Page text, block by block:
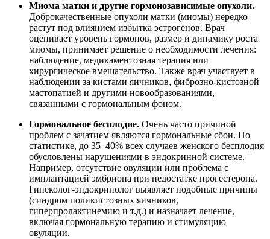
Миома матки и другие гормонозависимые опухоли.
Доброкачественные опухоли матки (миомы) нередко
растут под влиянием избытка эстрогенов. Врач
оценивает уровень гормонов, размер и динамику роста
миомы, принимает решение о необходимости лечения:
наблюдение, медикаментозная терапия или
хирургическое вмешательство. Также врач участвует в
наблюдении за кистами яичников, фиброзно-кистозной
мастопатией и другими новообразованиями,
связанными с гормональным фоном.
Гормональное бесплодие. Очень часто причиной
проблем с зачатием являются гормональные сбои. По
статистике, до 35–40% всех случаев женского бесплодия
обусловлены нарушениями в эндокринной системе.
Например, отсутствие овуляции или проблема с
имплантацией эмбриона при недостатке прогестерона.
Гинеколог-эндокринолог выявляет подобные причины
(синдром поликистозных яичников,
гиперпролактинемию и т.д.) и назначает лечение,
включая гормональную терапию и стимуляцию
овуляции.